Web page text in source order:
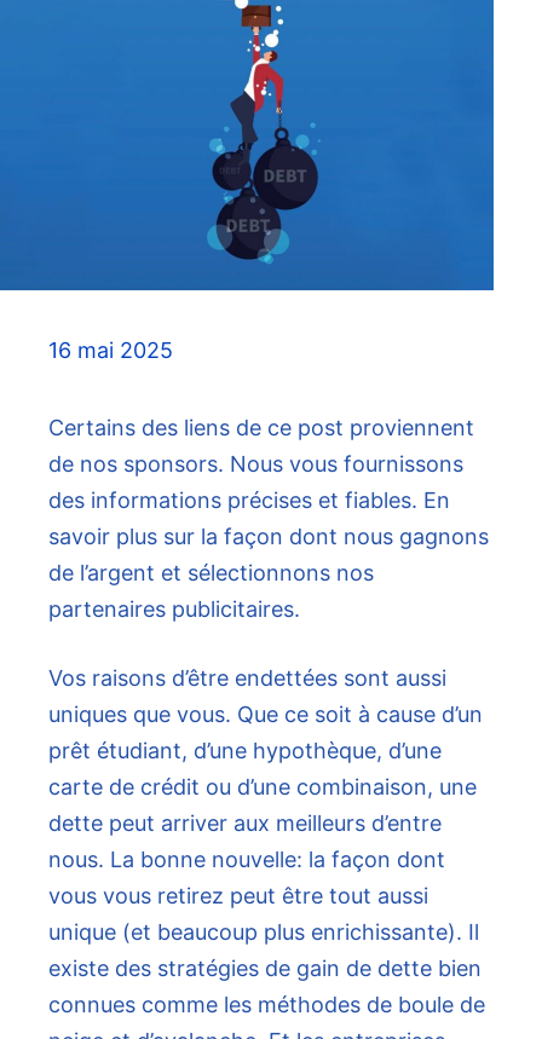
16 mai 2025
Certains des liens de ce post proviennent
de nos sponsors. Nous vous fournissons
des informations précises et fiables. En
savoir plus sur la façon dont nous gagnons
de l’argent et sélectionnons nos
partenaires publicitaires.
Vos raisons d’être endettées sont aussi
uniques que vous. Que ce soit à cause d’un
prêt étudiant, d’une hypothèque, d’une
carte de crédit ou d’une combinaison, une
dette peut arriver aux meilleurs d’entre
nous. La bonne nouvelle: la façon dont
vous vous retirez peut être tout aussi
unique (et beaucoup plus enrichissante). Il
existe des stratégies de gain de dette bien
connues comme les méthodes de boule de